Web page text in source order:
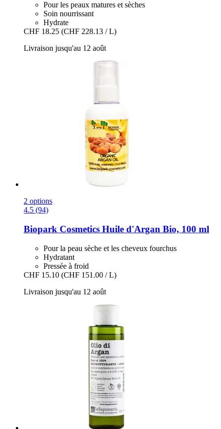
Pour les peaux matures et sèches
Soin nourrissant
Hydrate
CHF 18.25 (CHF 228.13 / L)
Livraison jusqu'au 12 août
2 options
4.5 (94)
Biopark Cosmetics Huile d'Argan Bio, 100 ml
Pour la peau sèche et les cheveux fourchus
Hydratant
Pressée à froid
CHF 15.10 (CHF 151.00 / L)
Livraison jusqu'au 12 août